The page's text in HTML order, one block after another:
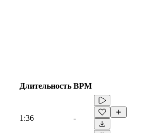
Длительность BPM
1:36 -